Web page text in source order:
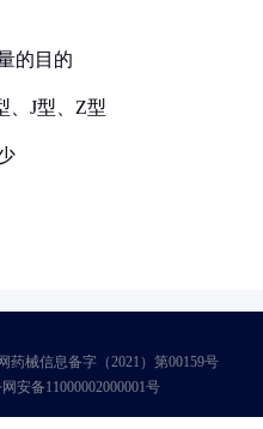
的目的
、J型、Z型
械信息备字（2021）第00159号
安备11000002000001号